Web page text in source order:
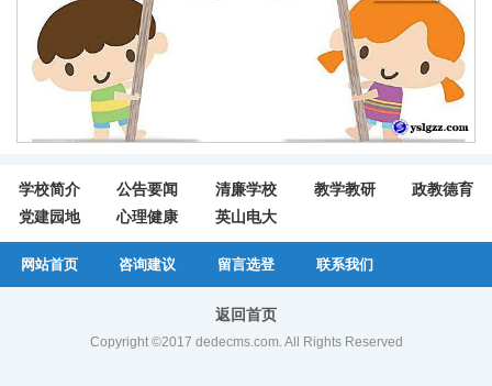
学校简介 公告要闻 清廉学校 教学教研
政教德育
党建园地
心理健康 英山电大
网站首页 咨询建议 留言选登 联系我们
返回首页
Copyright ©2017 dedecms.com. All Rights Reserved